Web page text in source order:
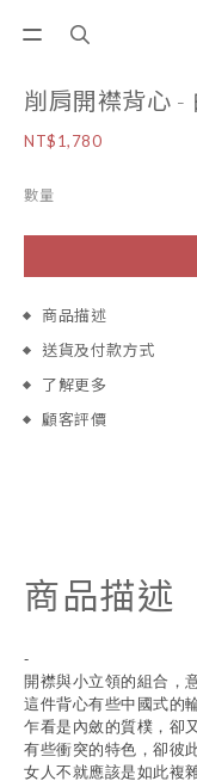
削肩開襟背心 -
NT$1,780
數量
商品描述
送貨及付款方式
了解更多
顧客評價
商品描述
-
開襟與小立領的組合，
這件背心有些中國式的
乍看是內斂的質樸，卻
有些衝突的特色，卻彼
女人不就應該是如此複